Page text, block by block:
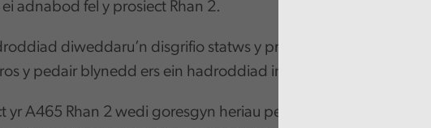
adnabod fel y prosiect Rhan 2.
diweddaru’n disgrifio statws y prosiect a datblygiadau
y pedair blynedd ers ein hadroddiad interim.
yr A465 Rhan 2 wedi goresgyn heriau peirianegol sylweddol, ac